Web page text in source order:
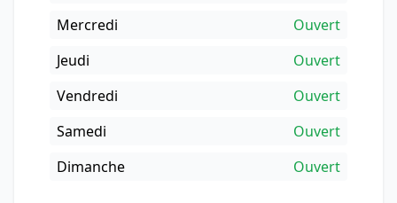
Mercredi
Ouvert
Jeudi
Ouvert
Vendredi
Ouvert
Samedi
Ouvert
Dimanche
Ouvert